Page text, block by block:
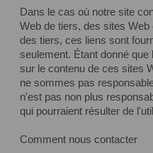
Dans le cas où notre site
Web de tiers, des sites
des tiers, ces liens sont
seulement. Étant donné
sur le contenu de ces sites
ne sommes pas
n'est pas non plus
qui pourraient résulter de
Comment nous contacter